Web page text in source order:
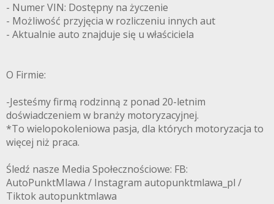
- Numer VIN: Dostępny na życzenie
- Możliwość przyjęcia w rozliczeniu innych aut
- Aktualnie auto znajduje się u właściciela
O Firmie:
-Jesteśmy firmą rodzinną z ponad 20-letnim
doświadczeniem w branży motoryzacyjnej.
*To wielopokoleniowa pasja, dla których motoryzacja to
więcej niż praca.
Śledź nasze Media Społecznościowe: FB:
AutoPunktMlawa / Instagram autopunktmlawa_pl /
Tiktok autopunktmlawa